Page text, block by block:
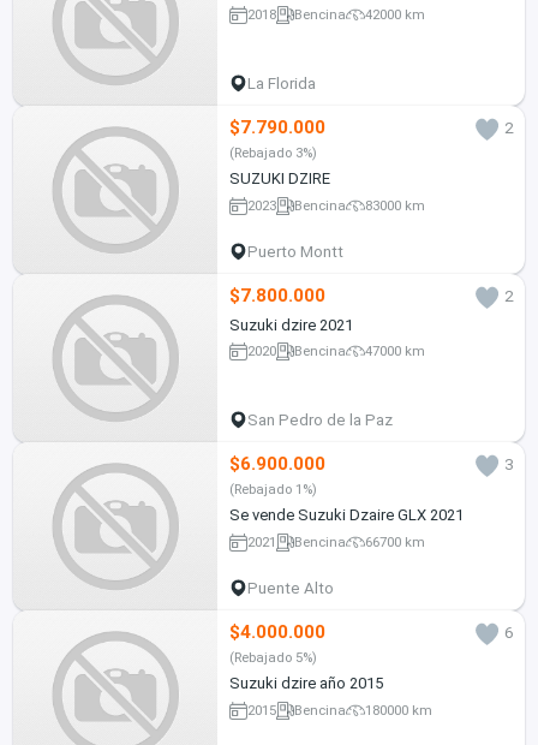
2018 Bencina 42000 km
La Florida
$7.790.000 2
(Rebajado 3%)
SUZUKI DZIRE
2023 Bencina 83000 km
Puerto Montt
$7.800.000
2
Suzuki dzire 2021
2020 Bencina 47000 km
San Pedro de la Paz
$6.900.000 3
(Rebajado 1%)
Se vende Suzuki Dzaire GLX 2021
2021 Bencina 66700 km
Puente Alto
$4.000.000 6
(Rebajado 5%)
Suzuki dzire año 2015
2015 Bencina 180000 km